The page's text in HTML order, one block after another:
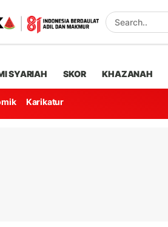
SYARIAH SKOR KHAZANAH
Karikatur